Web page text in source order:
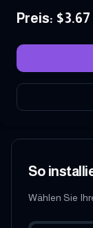
Preis: $3.67
So
Wählen Sie